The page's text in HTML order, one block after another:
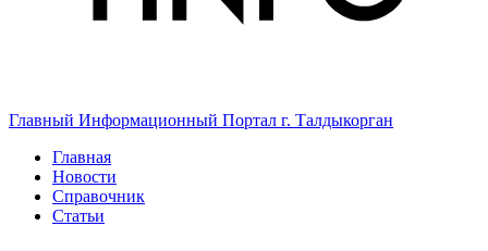
Главный Информационный Портал г. Талдыкорган
Главная
Новости
Справочник
Статьи